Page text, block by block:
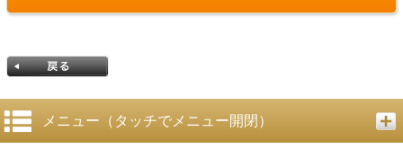
メニュー（タッチでメニュー開閉）